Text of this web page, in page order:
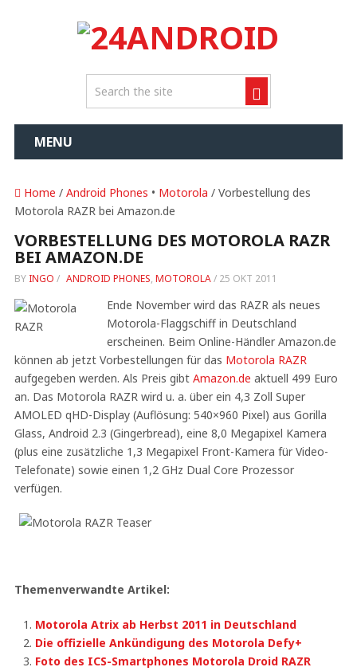
MENU
Home / Android Phones • Motorola / Vorbestellung des
Motorola RAZR bei Amazon.de
VORBESTELLUNG DES MOTOROLA RAZR
BEI AMAZON.DE
BY INGO / ANDROID PHONES, MOTOROLA/ 25 OKT 2011
Ende November wird das RAZR als neues
Motorola-Flaggschiff in Deutschland
erscheinen. Beim Online-Händler Amazon.de
können ab jetzt Vorbestellungen für das Motorola RAZR
aufgegeben werden. Als Preis gibt Amazon.de aktuell 499 Euro
an. Das Motorola RAZR wird u. a. über ein 4,3 Zoll Super
AMOLED qHD-Display (Auflösung: 540×960 Pixel) aus Gorilla
Glass, Android 2.3 (Gingerbread), eine 8,0 Megapixel Kamera
(plus eine zusätzliche 1,3 Megapixel Front-Kamera für Video-
Telefonate) sowie einen 1,2 GHz Dual Core Prozessor
verfügen.
Themenverwandte Artikel:
Motorola Atrix ab Herbst 2011 in Deutschland
Die offizielle Ankündigung des Motorola Defy+
Foto des ICS-Smartphones Motorola Droid RAZR